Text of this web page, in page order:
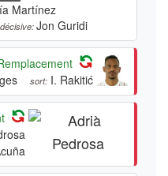
54'
Martínez
Jon Guridi
sort: I. Rakitić